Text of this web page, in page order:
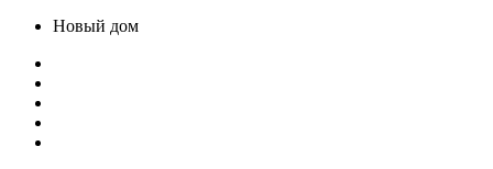
Новый дом